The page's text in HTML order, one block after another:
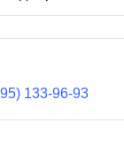
133-96-93